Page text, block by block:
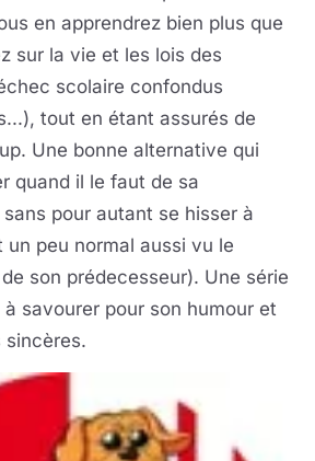
en apprendrez bien plus que
sur la vie et les lois des
scolaire confondus
tout en étant assurés de
Une bonne alternative qui
quand il le faut de sa
sans pour autant se hisser à
peu normal aussi vu le
son prédecesseur). Une série
savourer pour son humour et
sincères.